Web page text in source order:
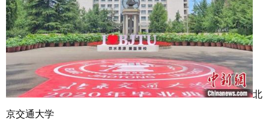
北
京交通大学